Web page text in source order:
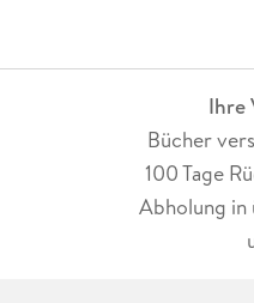
Ihre
Bücher
100 Tage
Abholung in